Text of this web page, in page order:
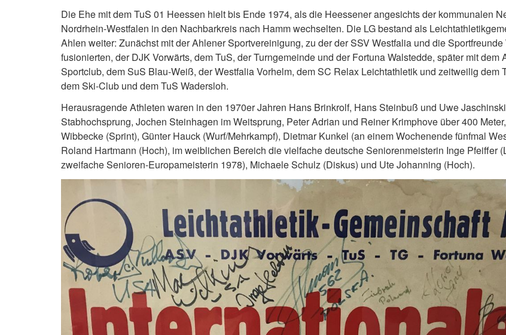
Die Ehe mit dem TuS 01 Heessen hielt bis Ende 1974, als die Heessener angesichts der kommunalen
Nordrhein-Westfalen in den Nachbarkreis nach Hamm wechselten. Die LG bestand als
Ahlen weiter: Zunächst mit der Ahlener Sportvereinigung, zu der der SSV Westfalia und die Sportfreunde
fusionierten, der DJK Vorwärts, dem TuS, der Turngemeinde und der Fortuna Walstedde, später mit dem
Sportclub, dem SuS Blau-Weiß, der Westfalia Vorhelm, dem SC Relax Leichtathletik und zeitweilig dem
dem Ski-Club und dem TuS Wadersloh.
Herausragende Athleten waren in den 1970er Jahren Hans Brinkrolf, Hans Steinbuß und Uwe
Stabhochsprung, Jochen Steinhagen im Weitsprung, Peter Adrian und Reiner Krimphove über 400
Wibbecke (Sprint), Günter Hauck (Wurf/Mehrkampf), Dietmar Kunkel (an einem Wochenende fünfmal
Roland Hartmann (Hoch), im weiblichen Bereich die vielfache deutsche Seniorenmeisterin Inge Pfeiffer
zweifache Senioren-Europameisterin 1978), Michaele Schulz (Diskus) und Ute Johanning (Hoch).